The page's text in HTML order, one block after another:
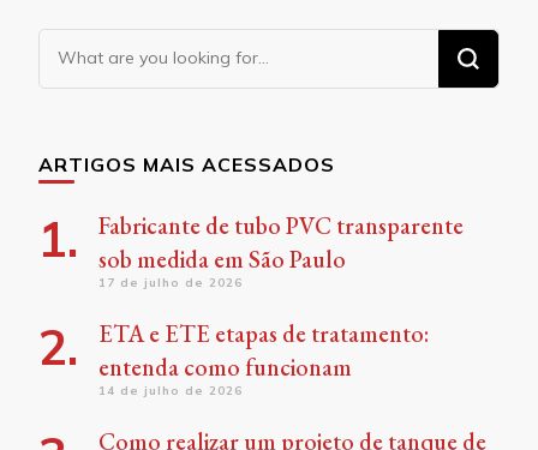
Looking
for
ARTIGOS MAIS ACESSADOS
Fabricante de tubo PVC transparente
sob medida em São Paulo
17 de julho de 2026
ETA e ETE etapas de tratamento:
entenda como funcionam
14 de julho de 2026
Como realizar um projeto de tanque de